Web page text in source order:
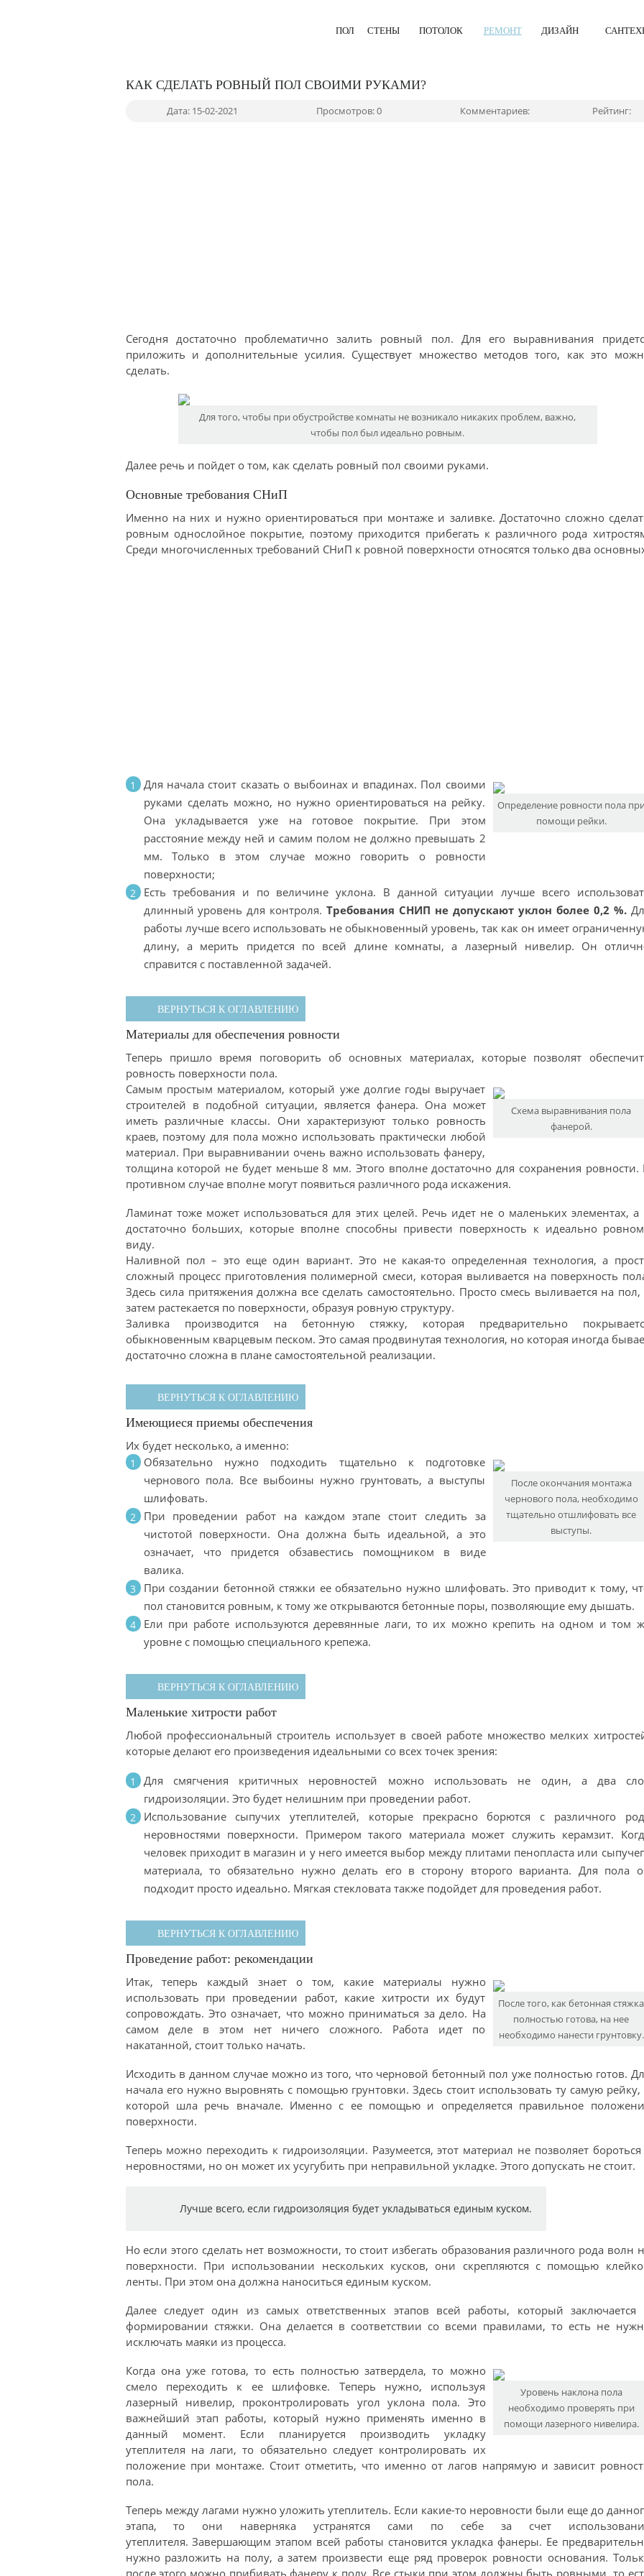
ПОЛ СТЕНЫ ПОТОЛОК РЕМОНТ ДИЗАЙН
КАК СДЕЛАТЬ РОВНЫЙ ПОЛ СВОИМИ РУКАМИ?
Дата: 15-02-2021 Просмотров: 0 Комментариев: Рейтинг:
Сегодня достаточно проблематично залить ровный пол. Для его выравнивания
приложить и дополнительные усилия. Существует множество методов того, как это
сделать.
Для того, чтобы при обустройстве комнаты не возникало никаких проблем, важно,
чтобы пол был идеально ровным.
Далее речь и пойдет о том, как сделать ровный пол своими руками.
Основные требования СНиП
Именно на них и нужно ориентироваться при монтаже и заливке. Достаточно сложно
ровным однослойное покрытие, поэтому приходится прибегать к различного рода
Среди многочисленных требований СНиП к ровной поверхности относятся только два
Определение ровности пола при
помощи рейки.
Для начала стоит сказать о выбоинах и впадинах. Пол своими
руками сделать можно, но нужно ориентироваться на рейку.
Она укладывается уже на готовое покрытие. При этом
расстояние между ней и самим полом не должно превышать 2
мм. Только в этом случае можно говорить о ровности
поверхности;
Есть требования и по величине уклона. В данной ситуации лучше всего
длинный уровень для контроля.Требования СНИП не допускают уклон более 0,2 %.
работы лучше всего использовать не обыкновенный уровень, так как он имеет
длину, а мерить придется по всей длине комнаты, а лазерный нивелир. Он
справится с поставленной задачей.
ВЕРНУТЬСЯ К ОГЛАВЛЕНИЮ
Материалы для обеспечения ровности
Теперь пришло время поговорить об основных материалах, которые позволят
ровность поверхности пола.
Схема выравнивания пола
фанерой.
Самым простым материалом, который уже долгие годы выручает
строителей в подобной ситуации, является фанера. Она может
иметь различные классы. Они характеризуют только ровность
краев, поэтому для пола можно использовать практически любой
материал. При выравнивании очень важно использовать фанеру,
толщина которой не будет меньше 8 мм. Этого вполне достаточно для сохранения ровности.
противном случае вполне могут появиться различного рода искажения.
Ламинат тоже может использоваться для этих целей. Речь идет не о маленьких элементах, а
достаточно больших, которые вполне способны привести поверхность к идеально
виду.
Наливной пол – это еще один вариант. Это не какая-то определенная технология, а
сложный процесс приготовления полимерной смеси, которая выливается на поверхность
Здесь сила притяжения должна все сделать самостоятельно. Просто смесь выливается на пол,
затем растекается по поверхности, образуя ровную структуру.
Заливка производится на бетонную стяжку, которая предварительно
обыкновенным кварцевым песком. Это самая продвинутая технология, но которая иногда
достаточно сложна в плане самостоятельной реализации.
ВЕРНУТЬСЯ К ОГЛАВЛЕНИЮ
Имеющиеся приемы обеспечения
Их будет несколько, а именно:
После окончания монтажа
чернового пола, необходимо
тщательно отшлифовать все
выступы.
Обязательно нужно подходить тщательно к подготовке
чернового пола. Все выбоины нужно грунтовать, а выступы
шлифовать.
При проведении работ на каждом этапе стоит следить за
чистотой поверхности. Она должна быть идеальной, а это
означает, что придется обзавестись помощником в виде
валика.
При создании бетонной стяжки ее обязательно нужно шлифовать. Это приводит к тому,
пол становится ровным, к тому же открываются бетонные поры, позволяющие ему дышать.
Ели при работе используются деревянные лаги, то их можно крепить на одном и том
уровне с помощью специального крепежа.
ВЕРНУТЬСЯ К ОГЛАВЛЕНИЮ
Маленькие хитрости работ
Любой профессиональный строитель использует в своей работе множество мелких
которые делают его произведения идеальными со всех точек зрения:
Для смягчения критичных неровностей можно использовать не один, а два
гидроизоляции. Это будет нелишним при проведении работ.
Использование сыпучих утеплителей, которые прекрасно борются с различного
неровностями поверхности. Примером такого материала может служить керамзит.
человек приходит в магазин и у него имеется выбор между плитами пенопласта или
материала, то обязательно нужно делать его в сторону второго варианта. Для пола
подходит просто идеально. Мягкая стекловата также подойдет для проведения работ.
ВЕРНУТЬСЯ К ОГЛАВЛЕНИЮ
Проведение работ: рекомендации
После того, как бетонная стяжка
полностью готова, на нее
необходимо нанести грунтовку.
Итак, теперь каждый знает о том, какие материалы нужно
использовать при проведении работ, какие хитрости их будут
сопровождать. Это означает, что можно приниматься за дело. На
самом деле в этом нет ничего сложного. Работа идет по
накатанной, стоит только начать.
Исходить в данном случае можно из того, что черновой бетонный пол уже полностью готов.
начала его нужно выровнять с помощью грунтовки. Здесь стоит использовать ту самую рейку,
которой шла речь вначале. Именно с ее помощью и определяется правильное
поверхности.
Теперь можно переходить к гидроизоляции. Разумеется, этот материал не позволяет бороться
неровностями, но он может их усугубить при неправильной укладке. Этого допускать не стоит.
Лучше всего, если гидроизоляция будет укладываться единым куском.
Но если этого сделать нет возможности, то стоит избегать образования различного рода волн
поверхности. При использовании нескольких кусков, они скрепляются с помощью
ленты. При этом она должна наноситься единым куском.
Далее следует один из самых ответственных этапов всей работы, который заключается
формировании стяжки. Она делается в соответствии со всеми правилами, то есть не
исключать маяки из процесса.
Уровень наклона пола
необходимо проверять при
помощи лазерного нивелира.
Когда она уже готова, то есть полностью затвердела, то можно
смело переходить к ее шлифовке. Теперь нужно, используя
лазерный нивелир, проконтролировать угол уклона пола. Это
важнейший этап работы, который нужно применять именно в
данный момент. Если планируется производить укладку
утеплителя на лаги, то обязательно следует контролировать их
положение при монтаже. Стоит отметить, что именно от лагов напрямую и зависит
пола.
Теперь между лагами нужно уложить утеплитель. Если какие-то неровности были еще до
этапа, то они наверняка устранятся сами по себе за счет
утеплителя. Завершающим этапом всей работы становится укладка фанеры. Ее
нужно разложить на полу, а затем произвести еще ряд проверок ровности основания.
после этого можно прибивать фанеру к полу. Все стыки при этом должны быть ровными, то